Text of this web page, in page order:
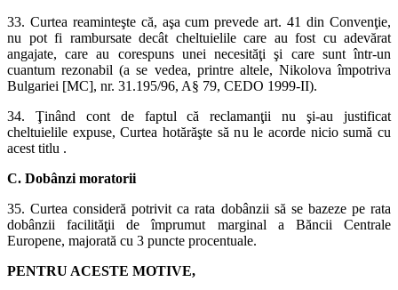
33. Curtea reaminteşte că, aşa cum prevede art. 41 din Convenţie,
nu pot fi rambursate decât cheltuielile care au fost cu adevărat
angajate, care au corespuns unei necesităţi şi care sunt într-un
cuantum rezonabil (a se vedea, printre altele, Nikolova împotriva
Bulgariei [MC], nr. 31.195/96, A§ 79, CEDO 1999-II).
34. Ţinând cont de faptul că reclamanţii nu şi-au justificat
cheltuielile expuse, Curtea hotărăşte să nu le acorde nicio sumă cu
acest titlu .
C. Dobânzi moratorii
35. Curtea consideră potrivit ca rata dobânzii să se bazeze pe rata
dobânzii facilităţii de împrumut marginal a Băncii Centrale
Europene, majorată cu 3 puncte procentuale.
PENTRU ACESTE MOTIVE,